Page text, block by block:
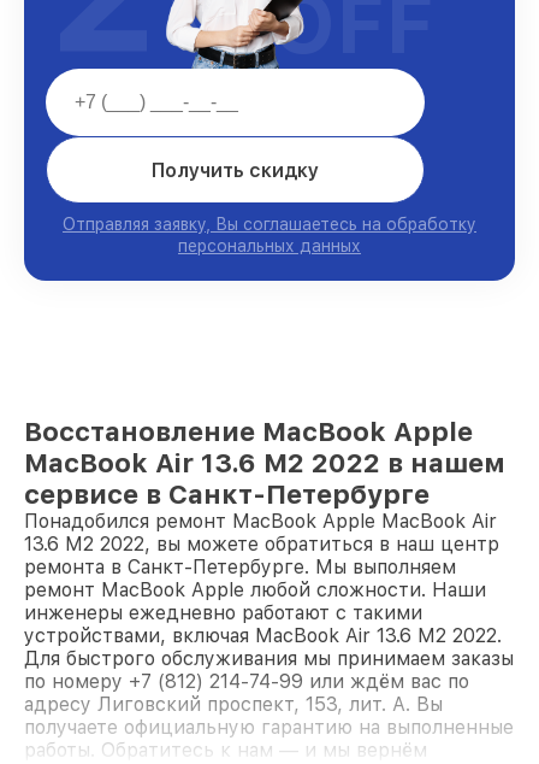
Получить скидку
Отправляя заявку, Вы соглашаетесь на обработку
персональных данных
OFF
Восстановление MacBook Apple
MacBook Air 13.6 M2 2022 в нашем
сервисе в Санкт-Петербурге
Понадобился ремонт MacBook Apple MacBook Air
13.6 M2 2022, вы можете обратиться в наш центр
ремонта в Санкт-Петербурге. Мы выполняем
ремонт MacBook Apple любой сложности. Наши
инженеры ежедневно работают с такими
устройствами, включая MacBook Air 13.6 M2 2022.
Для быстрого обслуживания мы принимаем заказы
по номеру +7 (812) 214-74-99 или ждём вас по
адресу Лиговский проспект, 153, лит. А. Вы
получаете официальную гарантию на выполненные
работы. Обратитесь к нам — и мы вернём